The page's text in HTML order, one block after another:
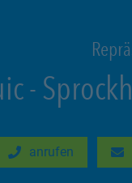
-
Tabanrufen